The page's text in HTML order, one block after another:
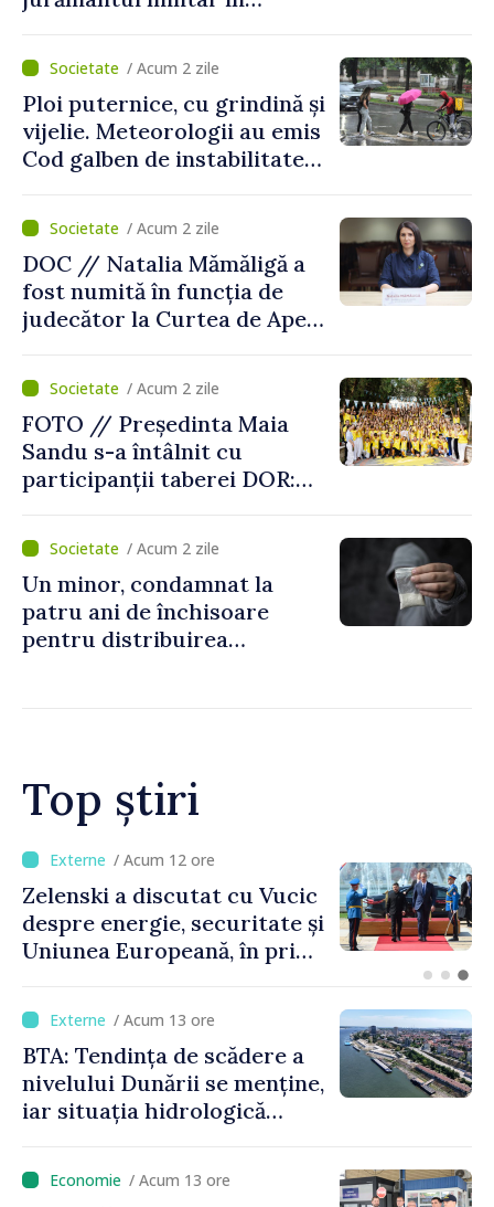
/ Acum 2 zile
Ploi puternice, cu grindină și
vijelie. Meteorologii au emis
Cod galben de instabilitate
/ Acum 2 zile
DOC // Natalia Mămăligă a
fost numită în funcția de
judecător la Curtea de Apel
/ Acum 2 zile
FOTO // Președinta Maia
Sandu s-a întâlnit cu
participanții taberei DOR:
noastră rămâne puternică”
/ Acum 2 zile
Un minor, condamnat la
patru ani de închisoare
pentru distribuirea
Top știri
/ Acum 8 ore
Bulgaria: Ambasadoarea
Ucrainei, convocată la
Ministerul de Externe în
/ Acum 13 ore
BTA: Tendința de scădere a
nivelului Dunării se menține,
iar situația hidrologică
/ Acum 13 ore